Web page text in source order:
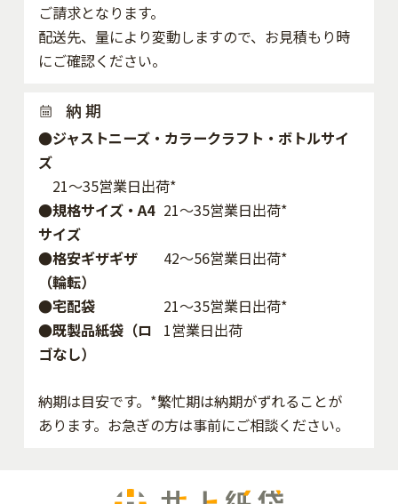
ご請求となります。
配送先、量により変動しますので、お見積もり時
にご確認ください。
納 期
●ジャストニーズ・カラークラフト・ボトルサイ
ズ
21～35営業日出荷*
●規格サイズ・A4
サイズ
21～35営業日出荷*
●格安ギザギザ
（輪転）
42〜56営業日出荷*
●宅配袋
21～35営業日出荷*
●既製品紙袋（ロ
ゴなし）
1営業日出荷
納期は目安です。*繁忙期は納期がずれることが
あります。お急ぎの方は事前にご相談ください。